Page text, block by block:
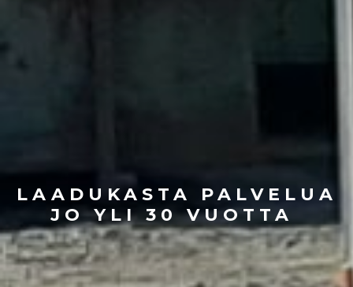
LAADUKASTA PALVELUA
JO YLI 30 VUOTTA